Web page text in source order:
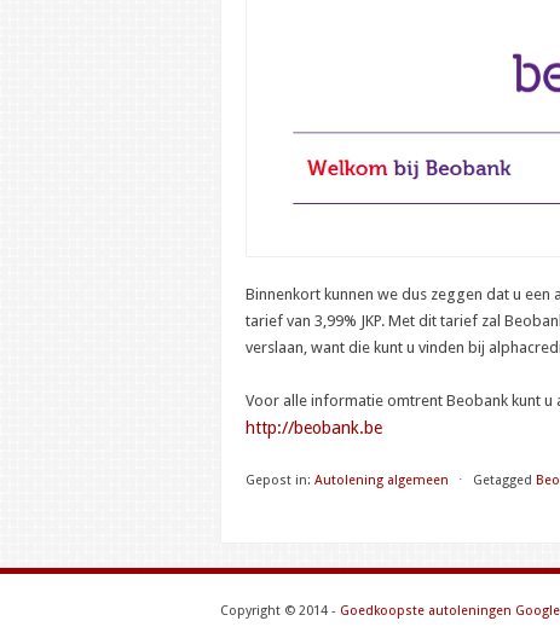
Binnenkort kunnen we dus zeggen dat u
tarief van 3,99% JKP. Met dit tarief zal
verslaan, want die kunt u vinden bij
Voor alle informatie omtrent Beobank kunt
http://beobank.be
Gepost in: Autolening algemeen ⋅ Getagged
Copyright © 2014 - Goedkoopste autoleningen